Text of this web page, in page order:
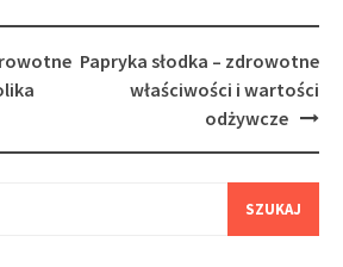
Papryka słodka – zdrowotne
właściwości i wartości
odżywcze